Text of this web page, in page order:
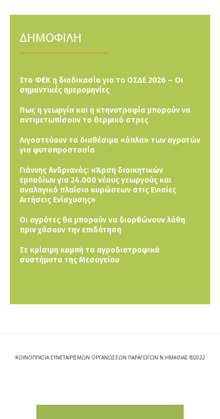
ΔΗΜΟΦΙΛΗ
Στο ΦΕΚ η διαδικασία για το ΟΣΔΕ 2026 – Οι
σημαντικές ημερομηνίες
Πως η γεωργία και η κτηνοτροφία μπορούν να
αντιμετωπίσουν το θερμικό στρες
Λιγοστεύουν τα διαθέσιμα «όπλα» των αγροτών
για φυτοπροστασία
Γιάννης Ανδριανός: «Άρση διοικητικών
εμποδίων για 24.000 νέους γεωργούς και
αναλογικό πλαίσιο κυρώσεων στις Ενιαίες
Αιτήσεις Ενίσχυσης»
Οι αγρότες θα μπορούν να διορθώνουν λάθη
πριν χάσουν την επιδότηση
Σε κρίσιμη καμπή τα αγροδιατροφικά
συστήματα της Μεσογείου
ΚΟΙΝΟΠΡΑΞΙΑ ΣΥΝΕΤΑΙΡΙΣΜΩΝ ΟΡΓΑΝΩΣΕΩΝ ΠΑΡΑΓΩΓΩΝ Ν.ΗΜΑΘΙΑΣ ©2022